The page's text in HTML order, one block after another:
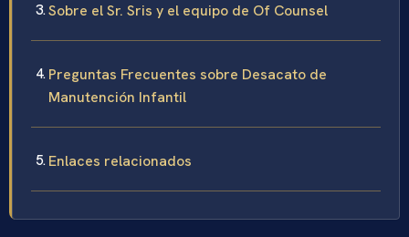
Sobre el Sr. Sris y el equipo de Of Counsel
Preguntas Frecuentes sobre Desacato de
Manutención Infantil
Enlaces relacionados